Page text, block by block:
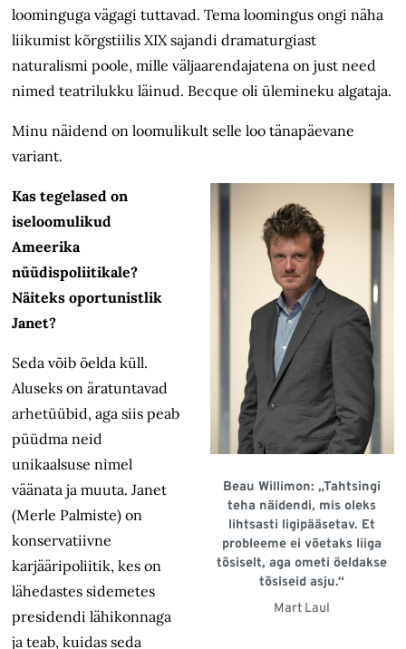
loominguga vägagi tuttavad. Tema loomingus ongi näha
liikumist kõrgstiilis XIX sajandi dramaturgiast
naturalismi poole, mille väljaarendajatena on just need
nimed teatrilukku läinud. Becque oli ülemineku algataja.
Minu näidend on loomulikult selle loo tänapäevane
variant.
Beau Willimon: „Tahtsingi
teha näidendi, mis oleks
lihtsasti ligipääsetav. Et
probleeme ei võetaks liiga
tõsiselt, aga ometi öeldakse
tõsiseid asju.“
Mart Laul
Kas tegelased on
iseloomulikud
Ameerika
nüüdispoliitikale?
Näiteks oportunistlik
Janet?
Seda võib öelda küll.
Aluseks on äratuntavad
arhetüübid, aga siis peab
püüdma neid
unikaalsuse nimel
väänata ja muuta. Janet
(Merle Palmiste) on
konservatiivne
karjääripoliitik, kes on
lähedastes sidemetes
presidendi lähikonnaga
ja teab, kuidas seda